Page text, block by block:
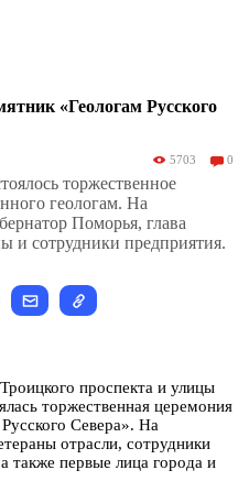
«Геологам Русского
5703 0
торжественное
геологам. На
Поморья, глава
и сотрудники предприятия.
проспекта и улицы
торжественная церемония
Севера». На
отрасли, сотрудники
первые лица города и